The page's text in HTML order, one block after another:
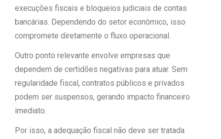
execuções fiscais e bloqueios judiciais de contas
bancárias. Dependendo do setor econômico, isso
compromete diretamente o fluxo operacional.
Outro ponto relevante envolve empresas que
dependem de certidões negativas para atuar. Sem
regularidade fiscal, contratos públicos e privados
podem ser suspensos, gerando impacto financeiro
imediato.
Por isso, a adequação fiscal não deve ser tratada